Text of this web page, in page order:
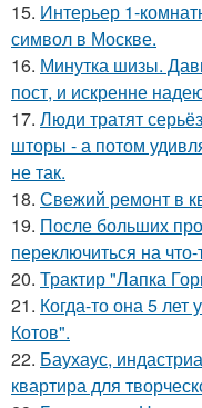
15. Интерьер 1-
символ в Москве.
16. Минутка шизы.
пост, и искренне
17. Люди тратят
шторы - а потом
не так.
18. Свежий ремонт в
19. После больших
переключиться на что-
20. Трактир "Лапка
21. Когда-то она 5 лет
Котов".
22. Баухаус,
квартира для